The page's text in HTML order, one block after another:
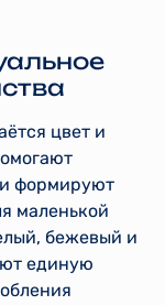
цвет и
формируют
маленькой
бежевый и
единую